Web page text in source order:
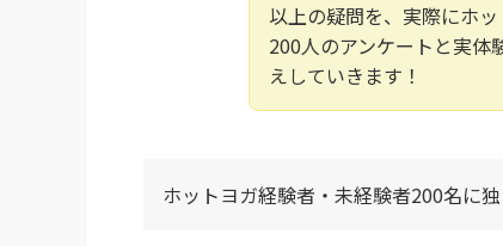
以上の疑問を、実際にホ
200人のアンケートと実体
えしていきます！
ホットヨガ経験者・未経験者200名に